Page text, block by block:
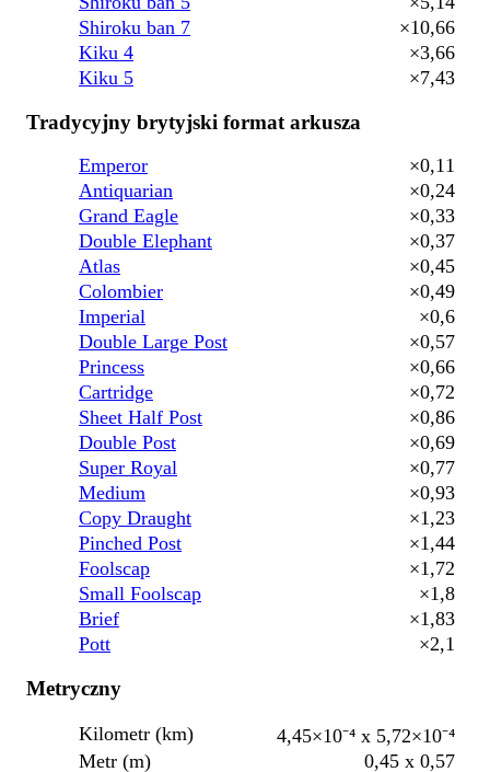
Shiroku ban 7
×10,66
Kiku 4
×3,66
Kiku 5
×7,43
Tradycyjny brytyjski format arkusza
Emperor
×0,11
Antiquarian
×0,24
Grand Eagle
×0,33
Double Elephant
×0,37
Atlas
×0,45
Colombier
×0,49
Imperial
×0,6
Double Large Post
×0,57
Princess
×0,66
Cartridge
×0,72
Sheet Half Post
×0,86
Double Post
×0,69
Super Royal
×0,77
Medium
×0,93
Copy Draught
×1,23
Pinched Post
×1,44
Foolscap
×1,72
Small Foolscap
×1,8
Brief
×1,83
Pott
×2,1
Metryczny
Kilometr (km)
4,45×10⁻⁴ x 5,72×10⁻⁴
Metr (m)
0,45 x 0,57